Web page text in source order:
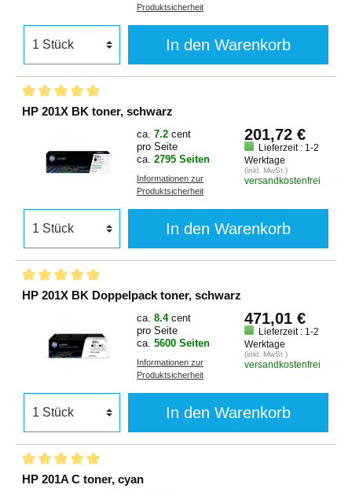
Produktsicherheit
In den Warenkorb
HP 201X BK toner, schwarz
ca. 7.2 cent
pro Seite
ca. 2795 Seiten
Informationen zur
Produktsicherheit
201,72 €
Lieferzeit : 1-2
Werktage
(inkl. MwSt.)
versandkostenfrei
In den Warenkorb
HP 201X BK Doppelpack toner, schwarz
ca. 8.4 cent
pro Seite
ca. 5600 Seiten
Informationen zur
Produktsicherheit
471,01 €
Lieferzeit : 1-2
Werktage
(inkl. MwSt.)
versandkostenfrei
In den Warenkorb
HP 201A C toner, cyan